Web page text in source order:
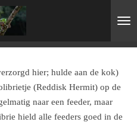
hier; hulde aan de kok)
(Reddisk Hermit) op de
naar een feeder, maar
hield alle feeders goed in de